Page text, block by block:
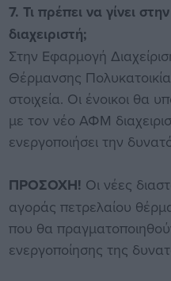
7. Τι πρέπει να γίνει
διαχειριστή;
Στην Εφαρμογή
Θέρμανσης
στοιχεία. Οι ένοικοι θα
με τον νέο ΑΦΜ
ενεργοποιήσει την
ΠΡΟΣΟΧΗ! Οι νέες
αγοράς πετρελαίου
που θα
ενεργοποίησης της